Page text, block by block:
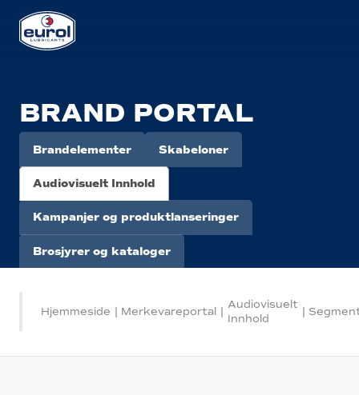
BRAND PORTAL
Brandelementer Skabeloner
Audiovisuelt Innhold
Kampanjer og produktlanseringer
Brosjyrer og kataloger
Hjemmeside | Merkevareportal |
Audiovisuelt
Innhold
|